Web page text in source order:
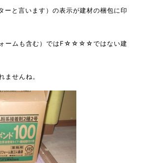
言います）の表示が建材の梱包に印
ォームも含む）ではF☆☆☆☆ではない建
ませんね。